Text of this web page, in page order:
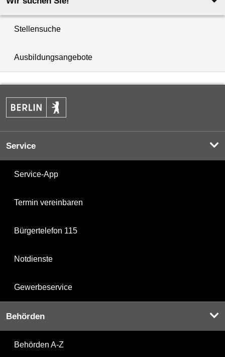
Stellensuche
Ausbildungsangebote
Service
Service-App
Termin vereinbaren
Bürgertelefon 115
Notdienste
Gewerbeservice
Behörden
Behörden A-Z